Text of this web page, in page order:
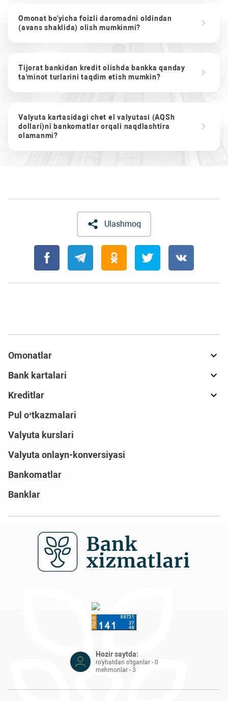
Omonat bo'yicha foizli daromadni oldindan
(avans shaklida) olish mumkinmi?
Tijorat bankidan kredit olishda bankka qanday
ta'minot turlarini taqdim etish mumkin?
Valyuta kartasidagi chet el valyutasi (AQSh
dollari)ni bankomatlar orqali naqdlashtira
olamanmi?
Ulashmoq
Omonatlar
Bank kartalari
Kreditlar
Pul o‘tkazmalari
Valyuta kurslari
Valyuta onlayn-konversiyasi
Bankomatlar
Banklar
Hozir saytda:
ro'yhatdan o'tganlar - 0
mehmonlar - 3